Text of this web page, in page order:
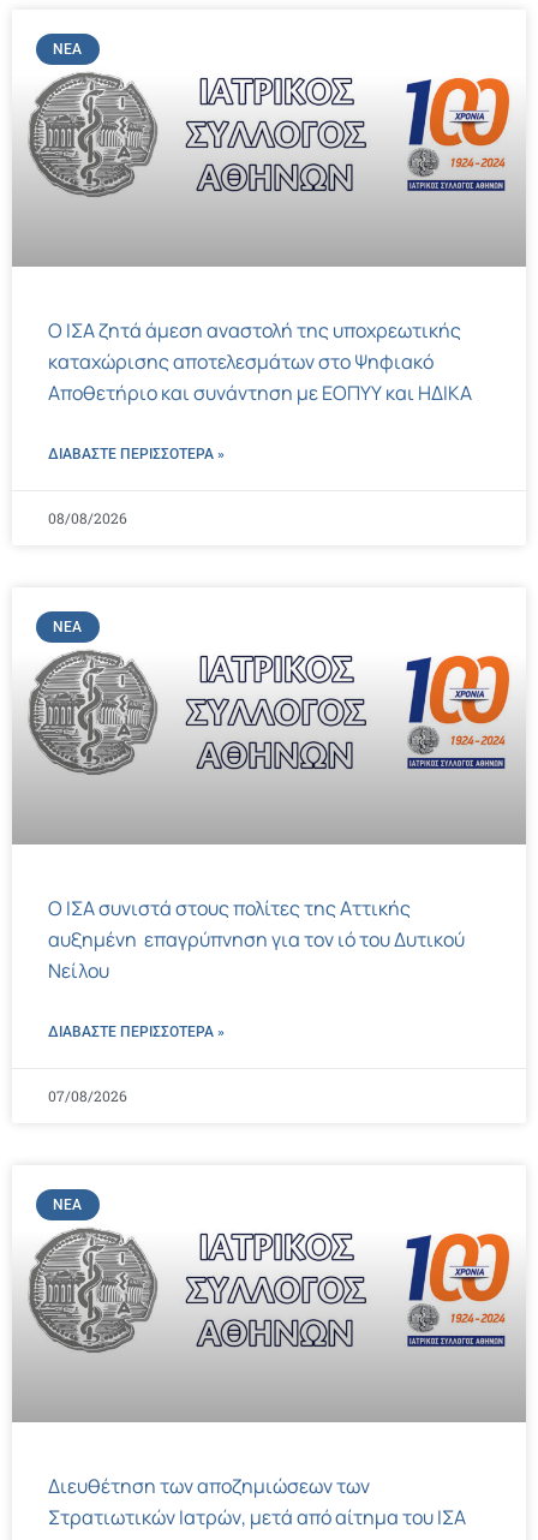
ΝΈΑ
Ο ΙΣΑ ζητά άμεση αναστολή της υποχρεωτικής
καταχώρισης αποτελεσμάτων στο Ψηφιακό
Αποθετήριο και συνάντηση με ΕΟΠΥΥ και ΗΔΙΚΑ
ΔΙΑΒΑΣΤΕ ΠΕΡΙΣΣΌΤΕΡΑ »
08/08/2026
ΝΈΑ
Ο ΙΣΑ συνιστά στους πολίτες της Αττικής
αυξημένη επαγρύπνηση για τον ιό του Δυτικού
Νείλου
ΔΙΑΒΑΣΤΕ ΠΕΡΙΣΣΌΤΕΡΑ »
07/08/2026
ΝΈΑ
Διευθέτηση των αποζημιώσεων των
Στρατιωτικών Ιατρών, μετά από αίτημα του ΙΣΑ